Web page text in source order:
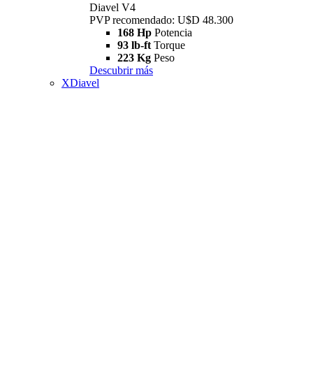
Diavel V4
PVP recomendado: U$D 48.300
168 Hp Potencia
93 lb-ft Torque
223 Kg Peso
Descubrir más
XDiavel